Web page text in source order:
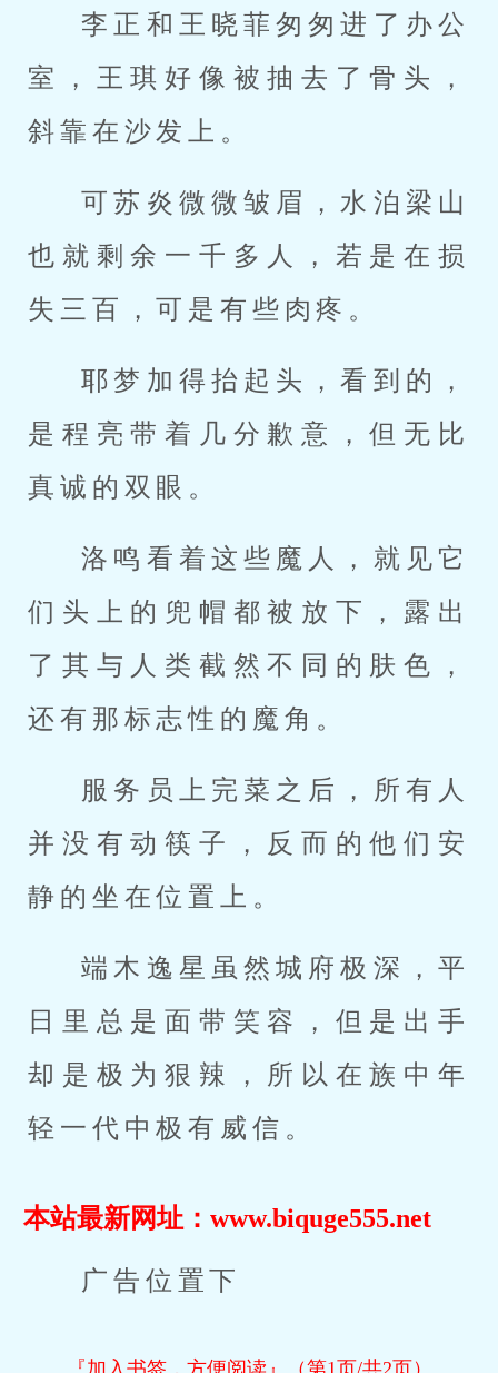
李正和王晓菲匆匆进了办公
室，王琪好像被抽去了骨头，
斜靠在沙发上。
可苏炎微微皱眉，水泊梁山
也就剩余一千多人，若是在损
失三百，可是有些肉疼。
耶梦加得抬起头，看到的，
是程亮带着几分歉意，但无比
真诚的双眼。
洛鸣看着这些魔人，就见它
们头上的兜帽都被放下，露出
了其与人类截然不同的肤色，
还有那标志性的魔角。
服务员上完菜之后，所有人
并没有动筷子，反而的他们安
静的坐在位置上。
端木逸星虽然城府极深，平
日里总是面带笑容，但是出手
却是极为狠辣，所以在族中年
轻一代中极有威信。
本站最新网址：www.biquge555.net
广告位置下
『加入书签，方便阅读』（第1页/共2页）